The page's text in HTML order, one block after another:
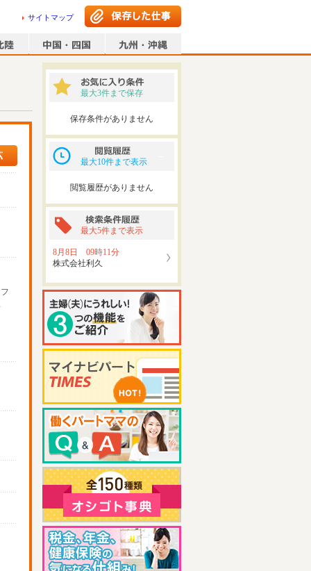
サイトマップ
最大3件まで保存
保存条件がありません
最大10件まで表示
閲覧履歴がありません
最大5件まで表示
8月8日 09時11分
株式会社利久